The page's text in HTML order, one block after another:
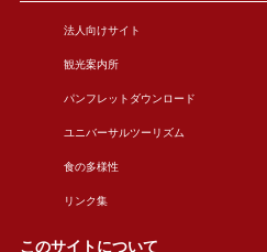
法人向けサイト
観光案内所
パンフレットダウンロード
ユニバーサルツーリズム
食の多様性
リンク集
このサイトについて